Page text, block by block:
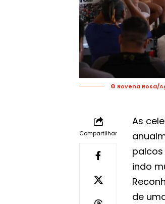
© Rovena Rosa/
Compartilhar
As
indo
de